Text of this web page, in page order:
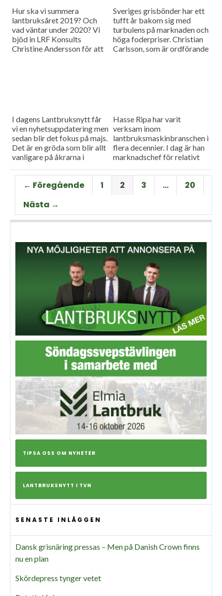
Hur ska vi summera
lantbruksåret 2019? Och
vad väntar under 2020? Vi
bjöd in LRF Konsults
Christine Andersson för att
Sveriges grisbönder har ett
tufft år bakom sig med
turbulens på marknaden och
höga foderpriser. Christian
Carlsson, som är ordförande
I dagens Lantbruksnytt får
vi en nyhetsuppdatering men
sedan blir det fokus på majs.
Det är en gröda som blir allt
vanligare på åkrarna i
som vet allt om majsens
fördelar, men också om
majsens utmaningar, är Hans
Thorell som började odla
grödan redan på 70-talet.
Hasse Ripa har varit
verksam inom
lantbruksmaskinbranschen i
flera decennier. I dag är han
marknadschef för relativt
Machinery med
huvudagenturen Claas. Hur
går det för Swedish Agro
← Föregående 1 2 3 …
20
Nästa →
TIPSA OSS OM NYHETER
LANTBRUKSNYTT I TVN
SENASTE INLÄGGEN
Dansk grisnäring pressas – Men på Danish Crown finns
nu en plan
Skördepress tynger vetet